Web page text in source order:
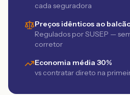
cada seguradora
Preços idênticos ao
Regulados por SUSEP —
corretor
Economia média 30%
vs contratar direto na